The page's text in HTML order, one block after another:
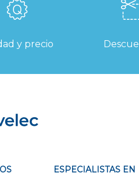
y precio
ESPECIALISTAS EN